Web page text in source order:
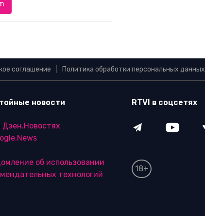
соглашение Политика обработки персональных данных
новости
Дзен.Новостях
об использовании
технологий
RTVI в соцсетях
18+